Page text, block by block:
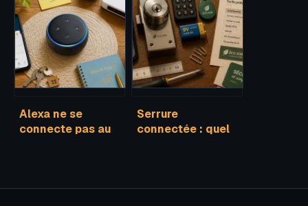
client, que faut-il
en penser ?
vider un logement
et valoriser votre
héritage
Alexa ne se
connecte pas au
Serrure
connectée : quel
d’entrée ?